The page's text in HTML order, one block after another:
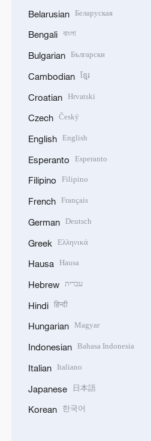
Belarusian Беларуская
Bengali বাংলা
Bulgarian Български
Cambodian ខ្មែរ
Croatian Hrvatski
Czech Český
English English
Esperanto Esperanto
Filipino Filipino
French Français
German Deutsch
Greek Ελληνικά
Hausa Hausa
Hebrew עברית
Hindi हिन्दी
Hungarian Magyar
Indonesian Bahasa Indonesia
Italian Italiano
Japanese 日本語
Korean 한국어